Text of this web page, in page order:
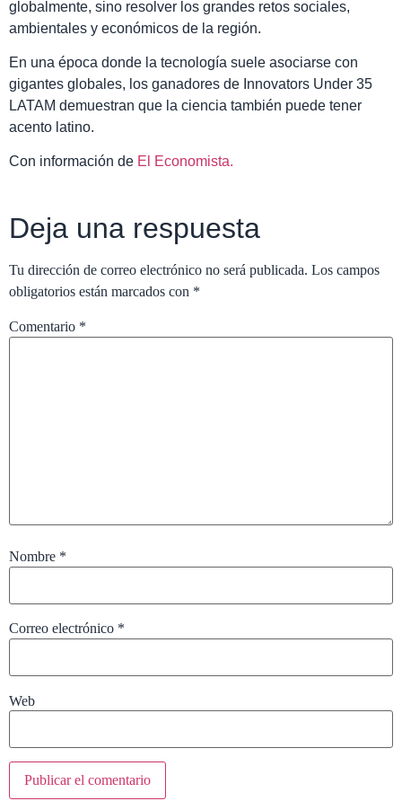
globalmente, sino resolver los grandes retos sociales,
ambientales y económicos de la región.
En una época donde la tecnología suele asociarse con
gigantes globales, los ganadores de Innovators Under 35
LATAM demuestran que la ciencia también puede tener
acento latino.
Con información de El Economista.
Deja una respuesta
Tu dirección de correo electrónico no será publicada. Los campos
obligatorios están marcados con *
Comentario *
Nombre *
Correo electrónico *
Web